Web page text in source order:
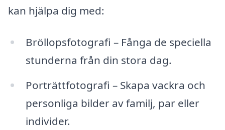
kan hjälpa dig med:
Bröllopsfotografi – Fånga de speciella
stunderna från din stora dag.
Porträttfotografi – Skapa vackra och
personliga bilder av familj, par eller
individer.